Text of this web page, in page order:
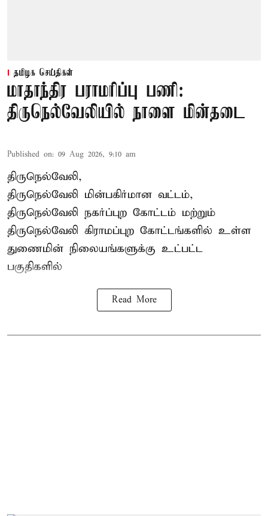
தமிழக செய்திகள்
மாதாந்திர பராமரிப்பு பணி:
திருநெல்வேலியில் நாளை மின்தடை
Published on: 09 Aug 2026, 9:10 am
திருநெல்வேலி,
திருநெல்வேலி மின்பகிர்மான வட்டம்,
திருநெல்வேலி நகர்ப்புற கோட்டம் மற்றும்
திருநெல்வேலி கிராமப்புற கோட்டங்களில் உள்ள
துணைமின் நிலையங்களுக்கு உட்பட்ட
பகுதிகளில்
Read More